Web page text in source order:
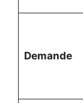
Demande